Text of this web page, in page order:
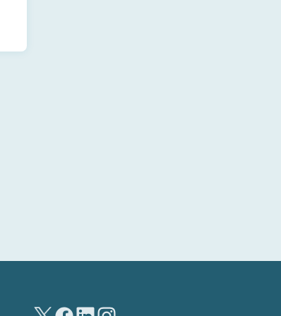
(nuova scheda)
(nuova scheda)
(nuova scheda)